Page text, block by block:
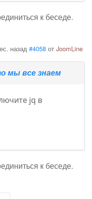
к беседе.
назад #4058 отJoomLine
мы все знаем
jq в
к беседе.